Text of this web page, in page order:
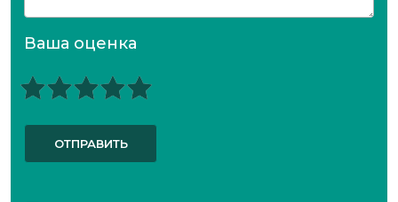
Ваша оценка
ОТПРАВИТЬ